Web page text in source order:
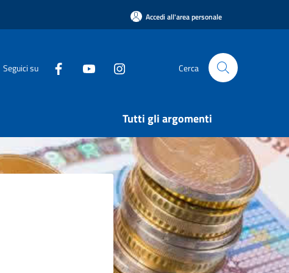
Accedi all'area personale
Seguici su Cerca
Tutti gli argomenti